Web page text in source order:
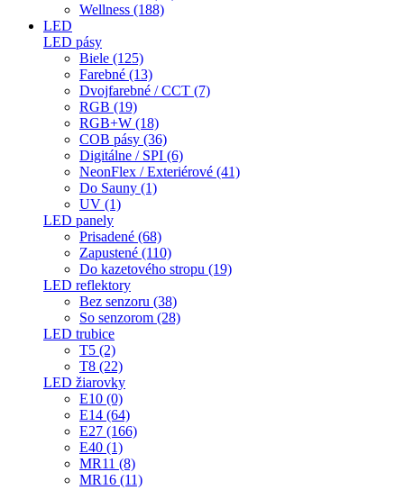
Wellness (188)
LED
LED pásy
Biele (125)
Farebné (13)
Dvojfarebné / CCT (7)
RGB (19)
RGB+W (18)
COB pásy (36)
Digitálne / SPI (6)
NeonFlex / Exteriérové (41)
Do Sauny (1)
UV (1)
LED panely
Prisadené (68)
Zapustené (110)
Do kazetového stropu (19)
LED reflektory
Bez senzoru (38)
So senzorom (28)
LED trubice
T5 (2)
T8 (22)
LED žiarovky
E10 (0)
E14 (64)
E27 (166)
E40 (1)
MR11 (8)
MR16 (11)